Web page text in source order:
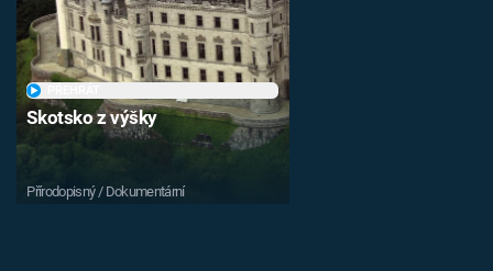
Skotsko z výšky
Přírodopisný / Dokumentární